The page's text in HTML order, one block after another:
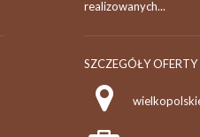
realizowanych...
SZCZEGÓŁY OFERTY